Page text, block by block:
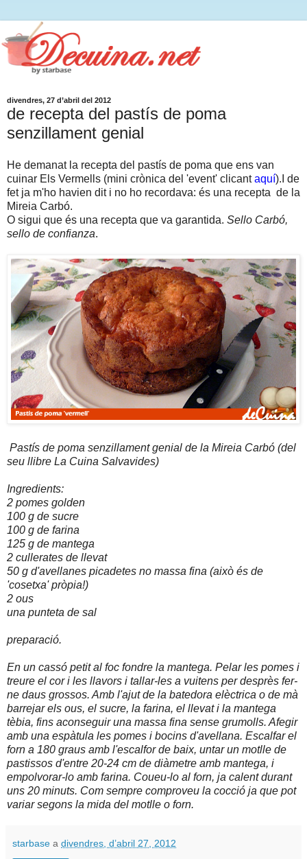
divendres, 27 d’abril del 2012
de recepta del pastís de poma
senzillament genial
He demanat la recepta del pastís de poma que ens van
cuinar Els Vermells (mini crònica del 'event' clicantaquí).I de
fet ja m'ho havien dit i no ho recordava: és una recepta de la
Mireia Carbó.
O sigui que és una recepta que va garantida. Sello Carbó,
sello de confianza.
Pastís de poma senzillament genial de la Mireia Carbó (del
seu llibre La Cuina Salvavides)
Ingredients:
2 pomes golden
100 g de sucre
100 g de farina
125 g de mantega
2 cullerates de llevat
50 g d'avellanes picadetes no massa fina (això és de
'cosetxa' pròpia!)
2 ous
una punteta de sal
preparació.
En un cassó petit al foc fondre la mantega. Pelar les pomes i
treure el cor i les llavors i tallar-les a vuitens per desprès fer-
ne daus grossos. Amb l'ajut de la batedora elèctrica o de mà
barrejar els ous, el sucre, la farina, el llevat i la mantega
tèbia, fins aconseguir una massa fina sense grumolls. Afegir
amb una espàtula les pomes i bocins d'avellana. Escalfar el
forn a 180 graus amb l'escalfor de baix, untar un motlle de
pastissos d'entre 20-24 cm de diàmetre amb mantega, i
empolvorar-lo amb farina. Coueu-lo al forn, ja calent durant
uns 20 minuts. Com sempre comproveu la cocció ja que pot
variar segons la mida del motlle o forn.
starbase a divendres, d’abril 27, 2012